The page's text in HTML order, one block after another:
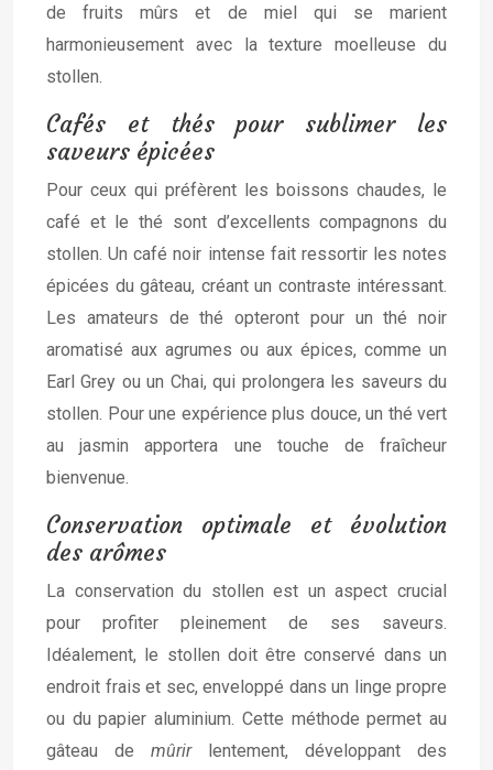
de fruits mûrs et de miel qui se marient
harmonieusement avec la texture moelleuse du
stollen.
Cafés et thés pour sublimer les
saveurs épicées
Pour ceux qui préfèrent les boissons chaudes, le
café et le thé sont d’excellents compagnons du
stollen. Un café noir intense fait ressortir les notes
épicées du gâteau, créant un contraste intéressant.
Les amateurs de thé opteront pour un thé noir
aromatisé aux agrumes ou aux épices, comme un
Earl Grey ou un Chai, qui prolongera les saveurs du
stollen. Pour une expérience plus douce, un thé vert
au jasmin apportera une touche de fraîcheur
bienvenue.
Conservation optimale et évolution
des arômes
La conservation du stollen est un aspect crucial
pour profiter pleinement de ses saveurs.
Idéalement, le stollen doit être conservé dans un
endroit frais et sec, enveloppé dans un linge propre
ou du papier aluminium. Cette méthode permet au
gâteau de mûrir lentement, développant des